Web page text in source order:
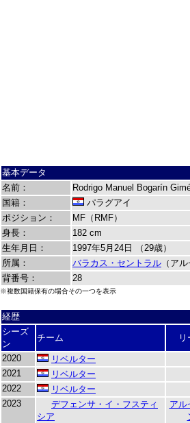
基本データ
名前：
Rodrigo Manuel Bogarín
国籍：
パラグアイ
ポジション：
MF（RMF）
身長：
182 cm
生年月日：
1997年5月24日 （29歳）
所属：
バラカス・セントラル （ア
背番号：
28
※複数国籍保有の場合その一つを表示
経歴
シーズ
ン
チーム
2020
リベルター
2021
リベルター
2022
リベルター
2023
デフェンサ・イ・フスティ
シア
アル